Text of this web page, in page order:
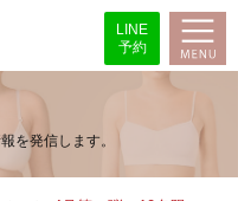
LINE
予約